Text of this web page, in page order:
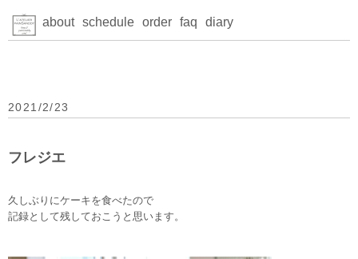
about schedule order faq diary
2021/2/23
フレジエ
久しぶりにケーキを食べたので
記録として残しておこうと思います。